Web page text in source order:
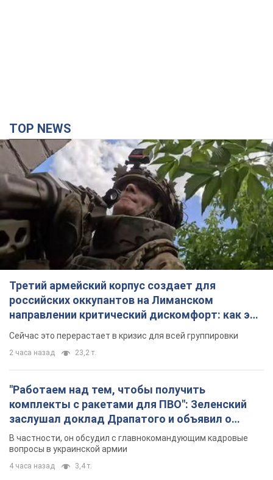
TOP NEWS
Третий армейский корпус создает для
российских оккупантов на Лиманском
направлении критический дискомфорт: как это
удалось
Сейчас это перерастает в кризис для всей группировки
2 часа назад 23,2 т.
"Работаем над тем, чтобы получить
комплекты с ракетами для ПВО": Зеленский
заслушал доклад Драпатого и объявил о
новых мерах
В частности, он обсудил с главнокомандующим кадровые
вопросы в украинской армии
4 часа назад 3,4 т.